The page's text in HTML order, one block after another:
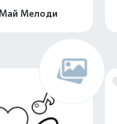
Мелоди